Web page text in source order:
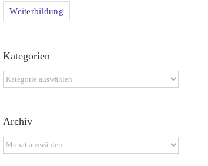
Weiterbildung
Kategorien
Kategorien
Archiv
Archiv